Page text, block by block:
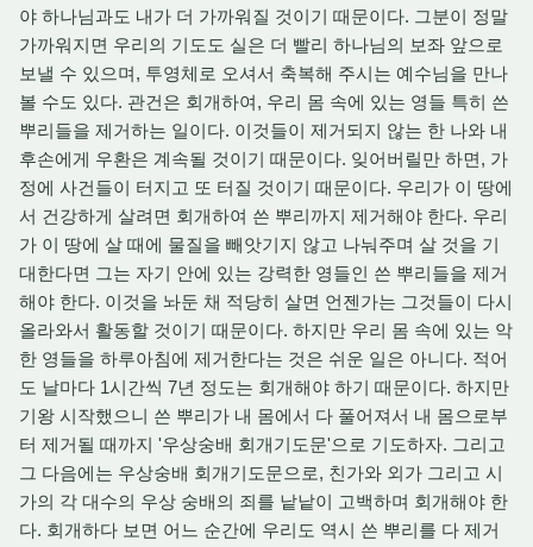
야 하나님과도 내가 더 가까워질 것이기 때문이다. 그분이 정말
가까워지면 우리의 기도도 실은 더 빨리 하나님의 보좌 앞으로
보낼 수 있으며, 투영체로 오셔서 축복해 주시는 예수님을 만나
볼 수도 있다. 관건은 회개하여, 우리 몸 속에 있는 영들 특히 쓴
뿌리들을 제거하는 일이다. 이것들이 제거되지 않는 한 나와 내
후손에게 우환은 계속될 것이기 때문이다. 잊어버릴만 하면, 가
정에 사건들이 터지고 또 터질 것이기 때문이다. 우리가 이 땅에
서 건강하게 살려면 회개하여 쓴 뿌리까지 제거해야 한다. 우리
가 이 땅에 살 때에 물질을 빼앗기지 않고 나눠주며 살 것을 기
대한다면 그는 자기 안에 있는 강력한 영들인 쓴 뿌리들을 제거
해야 한다. 이것을 놔둔 채 적당히 살면 언젠가는 그것들이 다시
올라와서 활동할 것이기 때문이다. 하지만 우리 몸 속에 있는 악
한 영들을 하루아침에 제거한다는 것은 쉬운 일은 아니다. 적어
도 날마다 1시간씩 7년 정도는 회개해야 하기 때문이다. 하지만
기왕 시작했으니 쓴 뿌리가 내 몸에서 다 풀어져서 내 몸으로부
터 제거될 때까지 '우상숭배 회개기도문'으로 기도하자. 그리고
그 다음에는 우상숭배 회개기도문으로, 친가와 외가 그리고 시
가의 각 대수의 우상 숭배의 죄를 낱낱이 고백하며 회개해야 한
다. 회개하다 보면 어느 순간에 우리도 역시 쓴 뿌리를 다 제거